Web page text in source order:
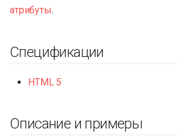
а
атрибуты.
Спецификации
HTML 5
Описание и примеры